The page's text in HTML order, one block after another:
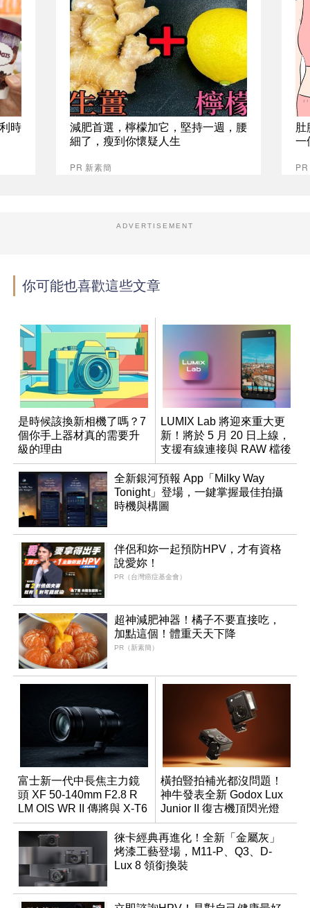
時
減肥首選，檸檬加它，堅持一週，腰
細了，瘦到你懷疑人生
PR 新素簡
肚
一
ADVERTISEMENT
你可能也喜歡這些文章
是時候該換新相機了嗎？7
個你手上器材真的需要升
級的理由
LUMIX Lab 將迎來重大更
新！將於 5 月 20 日上線，
支援有線連接與 RAW 檔後
製
全新銀河預報 App「Milky Way
Tonight」登場，一鍵掌握最佳拍攝
時機與構圖
伴侶和妳一起預防HPV，才有資格
說愛妳！
PR（台灣癌症基金會）
超神減肥神器！橘子不要直接吃，
加點這個！體重天天下降
PR（新素簡）
富士新一代中長焦主力鏡
頭 XF 50-140mm F2.8 R
LM OIS WR II 傳將與 X-T6
同步亮相
橫拍豎拍補光都沒問題！
神牛發表全新 Godox Lux
Junior II 復古機頂閃光燈
徠卡經典再進化！全新「金屬灰」
烤漆工藝登場，M11-P、Q3、D-
Lux 8 領銜換裝